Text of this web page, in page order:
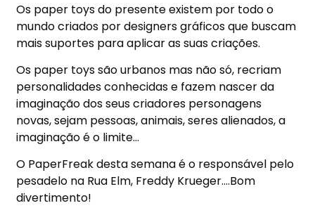
Os paper toys do presente existem por todo o
mundo criados por designers gráficos que buscam
mais suportes para aplicar as suas criações.
Os paper toys são urbanos mas não só, recriam
personalidades conhecidas e fazem nascer da
imaginação dos seus criadores personagens
novas, sejam pessoas, animais, seres alienados, a
imaginação é o limite…
O PaperFreak desta semana é o responsável pelo
pesadelo na Rua Elm, Freddy Krueger….Bom
divertimento!